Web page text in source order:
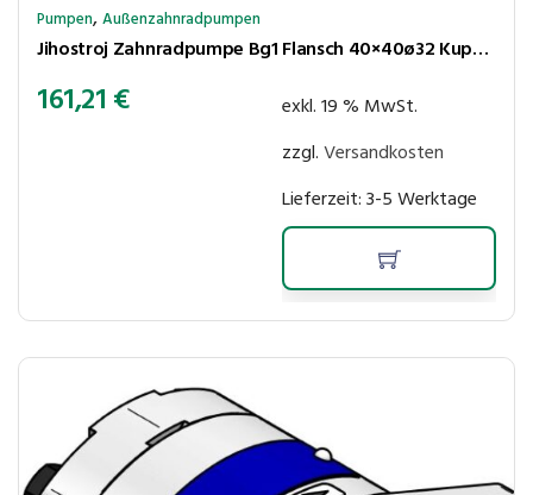
Pumpen,Außenzahnradpumpen
Jihostroj Zahnradpumpe Bg1 Flansch 40×40ø32 Kupplungsk 5×4,5 1,2cm³/U 280bar rechtsl Anschl BSP 3/8″-3/8″
161,21 €
exkl. 19 % MwSt.
zzgl.Versandkosten
Lieferzeit:3-5 Werktage